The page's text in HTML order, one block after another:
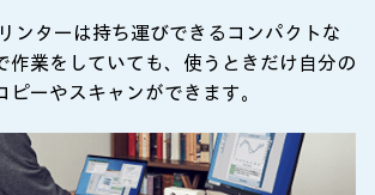
ンターは持ち運びできるコンパクトな
作業をしていても、使うときだけ自分の
ピーやスキャンができます。